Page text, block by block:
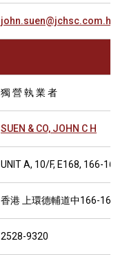
john.suen@jchsc.com.hk
獨 營 執 業 者
SUEN & CO, JOHN C H
UNIT A, 10/F, E168, 166-168
香港 上環德輔道中166-168號
2528-9320